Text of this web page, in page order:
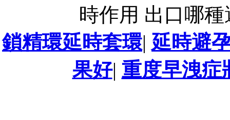
時作用 出口哪
鎖精環延時套環| 延時避
果好| 重度早洩症